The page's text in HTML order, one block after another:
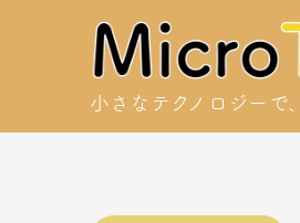
小さなテクノロジーで、